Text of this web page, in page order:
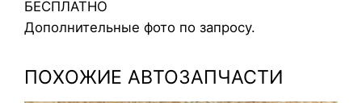
0
У
БЕСПЛАТНО
Дополнительные фото по запросу.
ПОХОЖИЕ АВТОЗАПЧАСТИ